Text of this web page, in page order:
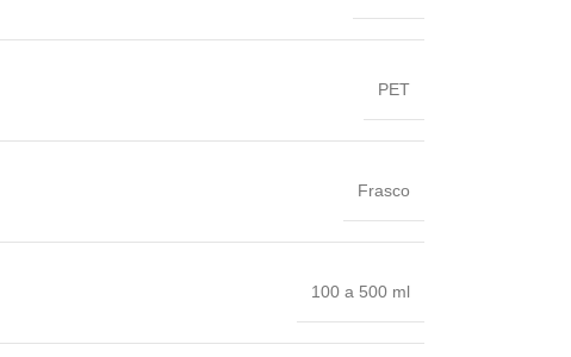
PET
Frasco
100 a 500 ml